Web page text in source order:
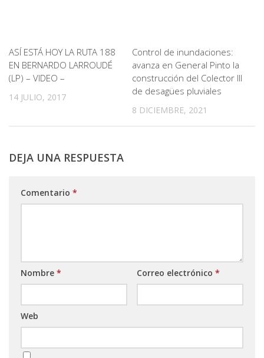
ASÍ ESTÁ HOY LA RUTA 188
EN BERNARDO LARROUDÉ
(LP) – VIDEO –
14 JULIO, 2017
Control de inundaciones:
avanza en General Pinto la
construcción del Colector III
de desagües pluviales
8 DICIEMBRE, 2021
DEJA UNA RESPUESTA
Comentario *
Nombre * Correo electrónico *
Web